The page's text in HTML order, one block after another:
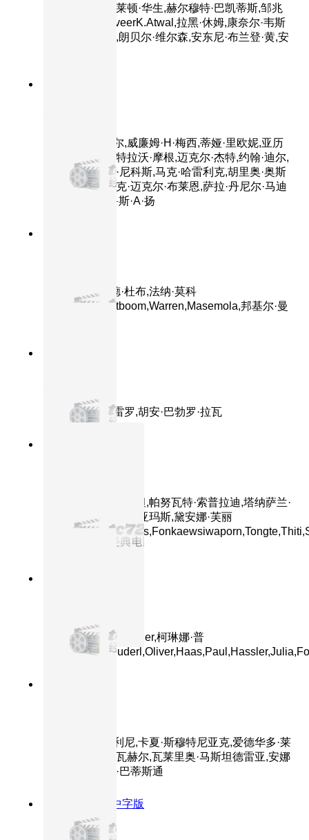
吉娜·托瑞斯,克莱顿·华生,赫尔穆特·巴凯蒂斯,邹兆
龙,乔·曼宁,TanveerK.Atwal,拉黑·休姆,康奈尔·韦斯
特,伯纳德·怀特,朗贝尔·维尔森,安东尼·布兰登·黄,安
主演：山姆·尼尔,威廉姆·H·梅西,蒂娅·里欧妮,亚历
桑德罗·尼沃拉,特拉沃·摩根,迈克尔·杰特,约翰·迪尔,
劳拉·邓恩,泰勒·尼科斯,马克·哈雷利克,胡里奥·奥斯
卡·门乔索,布莱克·迈克尔·布莱恩,萨拉·丹尼尔·马迪
森,琳达·朴,布鲁斯·A·扬
主演：德斯蒙德·杜布,法纳·莫科
纳,Prince,Grootboom,Warren,Masemola,邦基尔·曼
主演：黛安·格雷罗,胡安·巴勃罗·拉瓦
主演：蒙拓普·赫姆坦,帕努瓦特·索普拉迪,塔纳萨兰·
萨姆通莱,普缇茶·本亚玛斯,黛安娜·芙丽
珀
拉塔萨特·布特旺
主演：Sophia,Grabner,柯琳娜·普
姆
主演：马可·贾利尼,卡夏·斯穆特尼亚克,爱德华多·莱
奥,阿尔芭·罗尔瓦赫尔,瓦莱里奥·马斯坦德雷亚,安娜
·福列塔,朱塞佩·巴蒂斯通
HD中字版
茜茜公主3